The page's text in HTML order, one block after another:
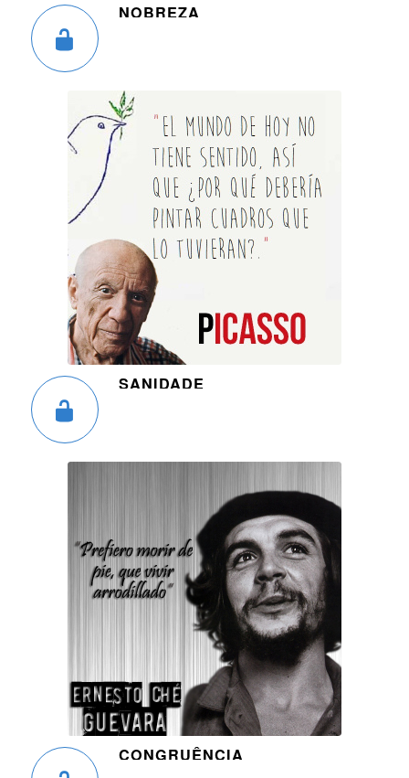
NOBREZA
SANIDADE
CONGRUÊNCIA